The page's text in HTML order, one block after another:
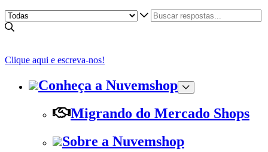
Clique aqui e escreva-nos!
Conheça a Nuvemshop
Migrando do Mercado Shops
Sobre a Nuvemshop